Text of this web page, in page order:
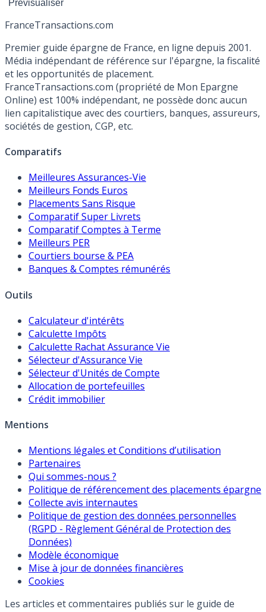
FranceTransactions.com
Premier guide épargne de France, en ligne depuis 2001.
Média indépendant de référence sur l'épargne, la fiscalité
et les opportunités de placement.
FranceTransactions.com (propriété de Mon Epargne
Online) est 100% indépendant, ne possède donc aucun
lien capitalistique avec des courtiers, banques, assureurs,
sociétés de gestion, CGP, etc.
Comparatifs
Meilleures Assurances-Vie
Meilleurs Fonds Euros
Placements Sans Risque
Comparatif Super Livrets
Comparatif Comptes à Terme
Meilleurs PER
Courtiers bourse & PEA
Banques & Comptes rémunérés
Outils
Calculateur d'intérêts
Calculette Impôts
Calculette Rachat Assurance Vie
Sélecteur d'Assurance Vie
Sélecteur d'Unités de Compte
Allocation de portefeuilles
Crédit immobilier
Mentions
Mentions légales et Conditions d’utilisation
Partenaires
Qui sommes-nous ?
Politique de référencement des placements épargne
Collecte avis internautes
Politique de gestion des données personnelles
(RGPD - Règlement Général de Protection des
Données)
Modèle économique
Mise à jour de données financières
Cookies
Les articles et commentaires publiés sur le guide de